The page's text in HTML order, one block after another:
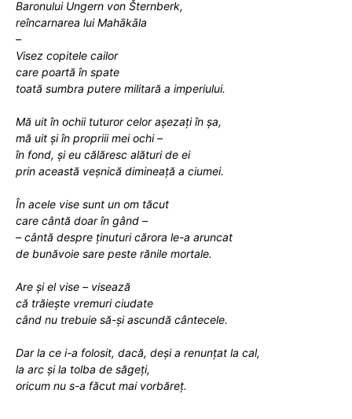
Baronului Ungern von Šternberk,
reîncarnarea luiMahākāla
–
Visez copitele cailor
care poartă în spate
toată sumbra putere militară a imperiului.
Mă uit în ochii tuturor celorașezați în şa,
mă uit șiîn propriii mei ochi–
în fond, și eu călăresc alături de ei
prin această veșnică dimineață a ciumei.
În acele vise sunt un om tăcut
care cântă doar în gând –
– cântă despre ținuturicărora le-a aruncat
de bunăvoie sare peste rănile mortale.
Are și el vise – visează
că trăiește vremuri ciudate
când nu trebuie să-și ascundă cântecele.
Darla ce i-a folosit, dacă, deși a renunțat la cal,
la arc și la tolba de săgeți,
oricum nu s-a făcut mai vorbăreț.